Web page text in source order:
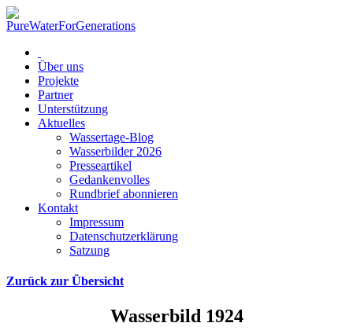
Über uns
Projekte
Partner
Unterstützung
Aktuelles
Wassertage-Blog
Wasserbilder 2026
Presseartikel
Gedankenvolles
Rundbrief abonnieren
Kontakt
Impressum
Datenschutzerklärung
Satzung
Zurück zur Übersicht
Wasserbild 1924